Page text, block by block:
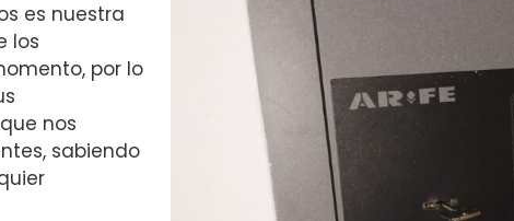
es nuestra
los
por lo
nos
sabiendo